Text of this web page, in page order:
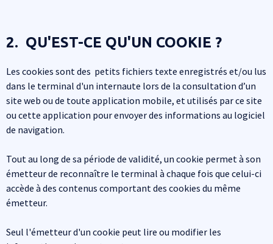
2. QU'EST-CE QU'UN COOKIE ?
Les cookies sont des petits fichiers texte enregistrés et/ou lus
dans le terminal d'un internaute lors de la consultation d’un
site web ou de toute application mobile, et utilisés par ce site
ou cette application pour envoyer des informations au logiciel
de navigation.
Tout au long de sa période de validité, un cookie permet à son
émetteur de reconnaître le terminal à chaque fois que celui-ci
accède à des contenus comportant des cookies du même
émetteur.
Seul l'émetteur d'un cookie peut lire ou modifier les